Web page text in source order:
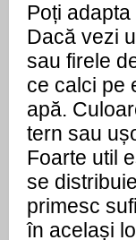
Poți
Dacă vezi
sau firele
ce calci pe
apă.
tern sau
Foarte util
se
primesc
în același